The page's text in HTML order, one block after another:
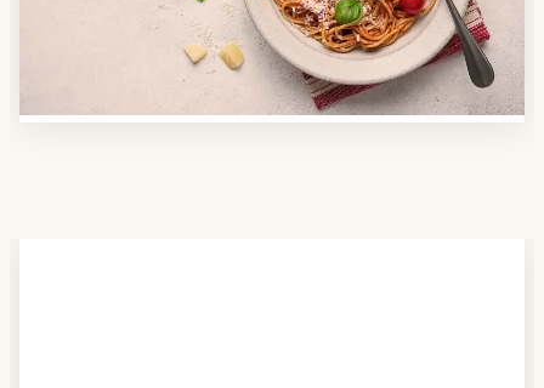
Region gibt und welcher am besten zu Ihnen passt.
Verschaffen Sie sich auch einen Überblick über die
Essen auf Rädern-Kosten.